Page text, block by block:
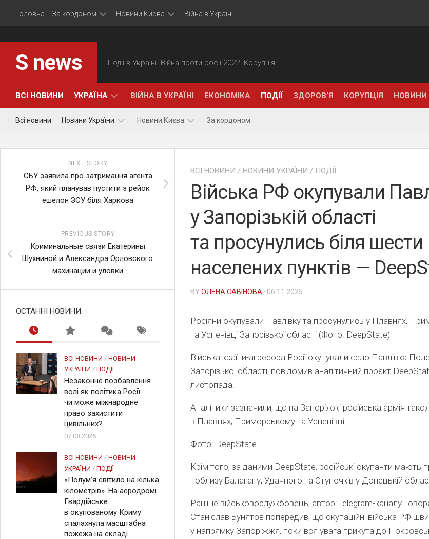
Головна За кордоном
Політика
Економіка
Новини Києва
Суспільство
Війна в Україні
S news Події в Україні. Війна проти росії 2022. Корупція
ВСІ НОВИНИ УКРАЇНА
ПОЛІТИКА
ВІЙНА В УКРАЇНІ ЕКОНОМІКА ПОДІЇ ЗДОРОВ’Я КОРУПЦІЯ НОВИНИ
Всі новини Новини України
Політика
Новини Києва
Події
За кордоном
ВСІ НОВИНИ / НОВИНИ УКРАЇНИ / ПОДІЇ
Війська РФ окупували
у Запорізькій області
та просунулись біля шести
населених пунктів —
BY ОЛЕНА САВІНОВА · 06.11.2025
Росіяни окупували Павлівку та просунулись у Плавнях,
та Успенівці Запорізької області (Фото: DeepState)
Війська країни-агресора Росії окупували село Павлівка
Запорізької області, повідомив аналітичний проєкт
листопада.
Аналітики зазначили, що на Запоріжжі російська армія
в Плавнях, Приморському та Успенівці.
Фото: DeepState
Крім того, за даними DeepState, російські окупанти мають
поблизу Балагану, Удачного та Ступочків у Донецькій
Раніше військовослужбовець, автор Telegram-каналу
Станіслав Бунятов попередив, що окупаційні війська РФ
у напрямку Запоріжжя, поки вся увага прикута до
NEXT STORY
СБУ заявила про затримання агента
РФ, який планував пустити з рейок
ешелон ЗСУ біля Харкова
PREVIOUS STORY
Криминальные связи Екатерины
Шухниной и Александра Орловского:
махинации и уловки
ОСТАННІ НОВИНИ
ВСІ НОВИНИ / НОВИНИ
УКРАЇНИ / ПОДІЇ
Незаконне позбавлення
волі як політика Росії:
чи може міжнародне
право захистити
цивільних?
07.08.2026
ВСІ НОВИНИ / НОВИНИ
УКРАЇНИ / ПОДІЇ
«Полум’я світило на кілька
кілометрів». На аеродромі
Гвардійське
в окупованому Криму
спалахнула масштабна
пожежа на складі